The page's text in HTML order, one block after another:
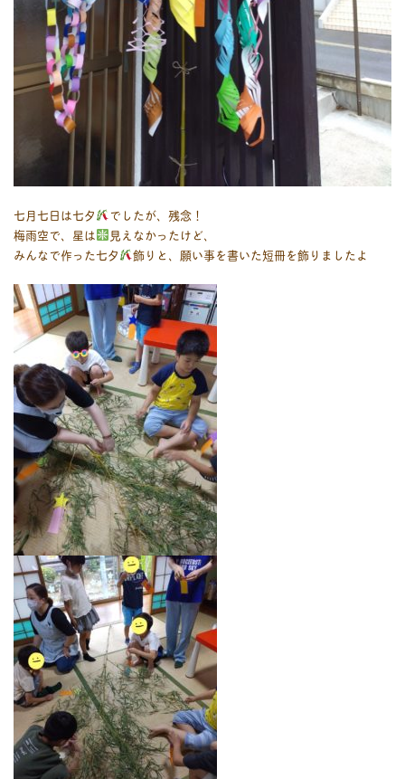
七月七日は七夕
でしたが、残念！
梅雨空で、星は
見えなかったけど、
みんなで作った七夕
飾りと、願い事を書いた短冊を飾りましたよ